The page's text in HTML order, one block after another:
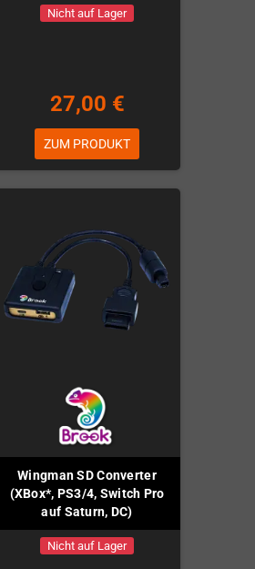
Nicht auf Lager
27,00 €
ZUM PRODUKT
Wingman SD Converter
(XBox*, PS3/4, Switch Pro
auf Saturn, DC)
Nicht auf Lager